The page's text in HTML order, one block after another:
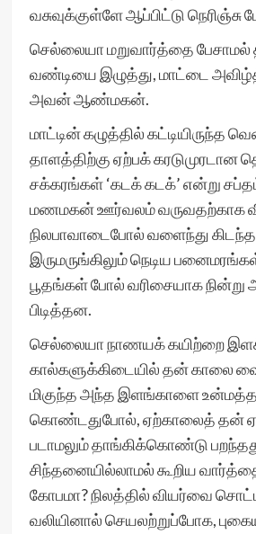
வசுவுக்குள்ளே ஆப்பிட்டு நெரிஞ்சு
செல்லையா மறுவார்த்தை பேசாமல்
வண்டியை இழுத்து, மாட்டை
அவன் ஆண்மகன்.
மாட்டின் கழுத்தில் கட்டியிருந்த
தாளத்திற்கு ஏற்பக் கரடுமுரடான
சக்கரங்கள் ‘கடக் கடக்’ என்று
மணமகன் ஊர்வலம் வருவதற்காக
நிலபாவாடைபோல் வளைந்து
இருமருங்கிலும் நெடிய
பூதங்கள் போல் வரிசையாக
பிடித்தன.
செல்லையா நாணயக் கயிற்றை
கால்களுக்கிடையில் தன் காலை
மிகுந்த அந்த இளங்காளை
கொண்டதுபோல், ஏற்காலைத் தன்
படாமலும் தாங்கிக்கொண்டு
சிந்தனையில்லாமல் கூறிய
கோபமா? நிலத்தில் வியர்வை
வலியினால் செயலற்றுப்போக,